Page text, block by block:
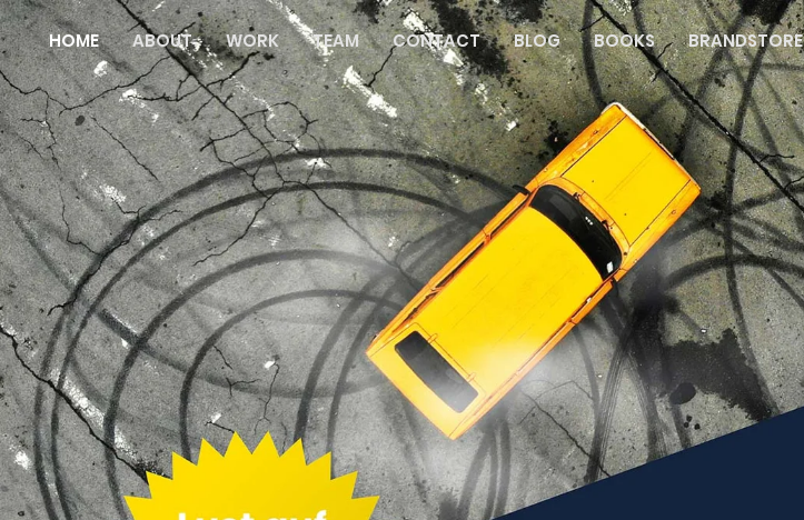
HOME ABOUT WORK TEAM CONTACT BLOG BOOKS BRANDSTORE